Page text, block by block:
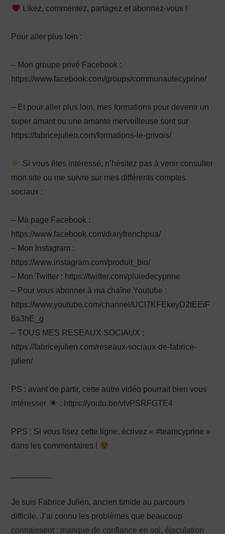
Likez, commentez, partagez et abonnez-vous !
Pour aller plus loin :
– Mon groupe privé Facebook :
https://www.facebook.com/groups/communautecyprine/
– Et pour aller plus loin, mes formations pour devenir un
super amant ou une amante merveilleuse sont sur
https://fabricejulien.com/formations-le-grivois/
Si vous êtes intéressé, n’hésitez pas à venir consulter
mon site ou me suivre sur mes différents comptes
sociaux :
– Ma page Facebook :
https://www.facebook.com/diaryfrenchpua/
– Mon Instagram :
https://www.instagram.com/produit_bio/
– Mon Twitter : https://twitter.com/pluiedecyprine
– Pour vous abonner à ma chaîne Youtube :
https://www.youtube.com/channel/UCl7KFEkeyD2tEEiF
6a3hE_g
– TOUS MES RESEAUX SOCIAUX :
https://fabricejulien.com/reseaux-sociaux-de-fabrice-
julien/
PS : avant de partir, cette autre vidéo pourrait bien vous
intéresser
: https://youtu.be/vlvPSRFGTE4
PPS : Si vous lisez cette ligne, écrivez « #teamcyprine »
dans les commentaires !
Je suis Fabrice Julien, ancien timide au parcours
difficile. J’ai connu les problèmes que beaucoup
connaissent : manque de confiance en soi, éjaculation